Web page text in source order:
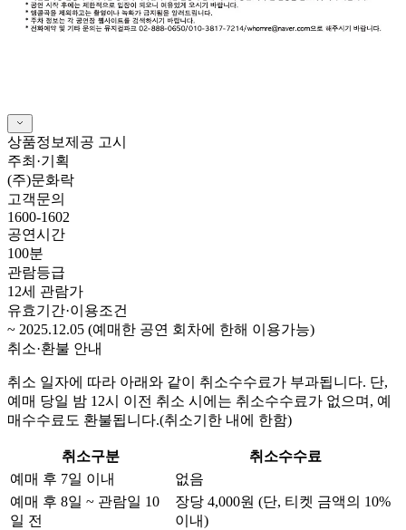
상품정보제공 고시
주최·기획
(주)문화락
고객문의
1600-1602
공연시간
100분
관람등급
12세 관람가
유효기간·이용조건
~ 2025.12.05 (예매한 공연 회차에 한해 이용가능)
취소·환불 안내
취소 일자에 따라 아래와 같이 취소수수료가 부과됩니다. 단,
예매 당일 밤 12시 이전 취소 시에는 취소수수료가 없으며, 예
매수수료도 환불됩니다.(취소기한 내에 한함)
취소구분
취소수수료
예매 후 7일 이내
없음
예매 후 8일 ~ 관람일 10
일 전
장당 4,000원 (단, 티켓 금액의 10%
이내)